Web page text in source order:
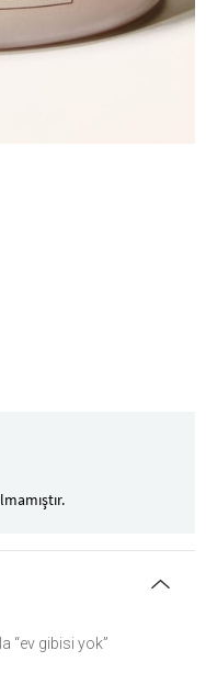
“ev gibisi yok”